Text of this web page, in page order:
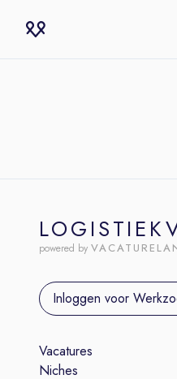
powered by
Inloggen voor
Vacatures
Niches